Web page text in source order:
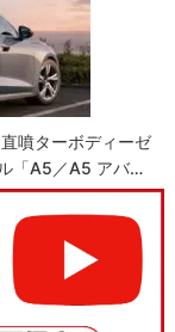
噴ターボディーゼ
「A5／A5 アバ…